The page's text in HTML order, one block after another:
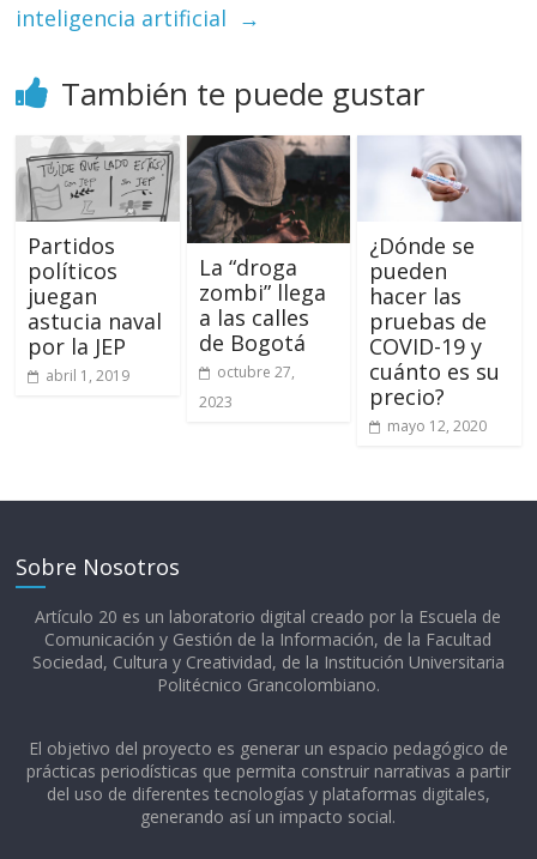
inteligencia artificial →
También te puede gustar
Partidos
políticos
juegan
astucia naval
por la JEP
abril 1, 2019
La “droga
zombi” llega
a las calles
de Bogotá
octubre 27,
2023
¿Dónde se
pueden
hacer las
pruebas de
COVID-19 y
cuánto es su
precio?
mayo 12, 2020
Sobre Nosotros
Artículo 20 es un laboratorio digital creado por la Escuela de
Comunicación y Gestión de la Información, de la Facultad
Sociedad, Cultura y Creatividad, de la Institución Universitaria
Politécnico Grancolombiano.​
El objetivo del proyecto es generar un espacio pedagógico de
prácticas periodísticas que permita construir narrativas a partir
del uso de diferentes tecnologías y plataformas digitales,
generando así un impacto social.